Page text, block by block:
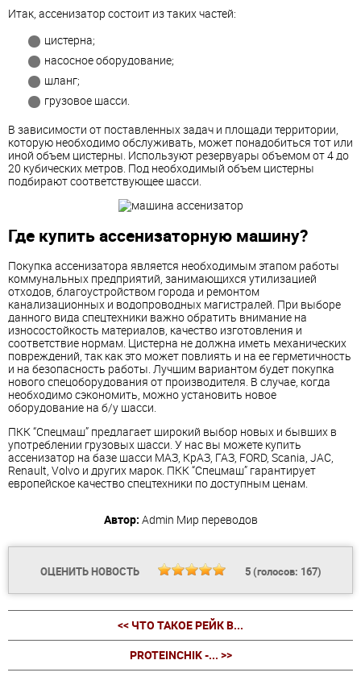
Итак, ассенизатор состоит из таких частей:
цистерна;
насосное оборудование;
шланг;
грузовое шасси.
В зависимости от поставленных задач и площади территории,
которую необходимо обслуживать, может понадобиться тот или
иной объем цистерны. Используют резервуары объемом от 4 до
20 кубических метров. Под необходимый объем цистерны
подбирают соответствующее шасси.
Где купить ассенизаторную машину?
Покупка ассенизатора является необходимым этапом работы
коммунальных предприятий, занимающихся утилизацией
отходов, благоустройством города и ремонтом
канализационных и водопроводных магистралей. При выборе
данного вида спецтехники важно обратить внимание на
износостойкость материалов, качество изготовления и
соответствие нормам. Цистерна не должна иметь механических
повреждений, так как это может повлиять и на ее герметичность
и на безопасность работы. Лучшим вариантом будет покупка
нового спецоборудования от производителя. В случае, когда
необходимо сэкономить, можно установить новое
оборудование на б/у шасси.
ПКК “Спецмаш” предлагает широкий выбор новых и бывших в
употреблении грузовых шасси. У нас вы можете купить
ассенизатор на базе шасси МАЗ, КрАЗ, ГАЗ, FORD, Scania, JAC,
Renault, Volvo и других марок. ПКК “Спецмаш” гарантирует
европейское качество спецтехники по доступным ценам.
Автор: Admin Мир переводов
ОЦЕНИТЬ НОВОСТЬ 5(голосов: 167)
<< ЧТО ТАКОЕ РЕЙК В...
PROTEINCHIK -... >>